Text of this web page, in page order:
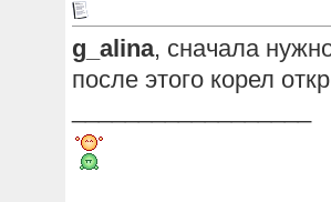
g_alina, сначала
после этого корел